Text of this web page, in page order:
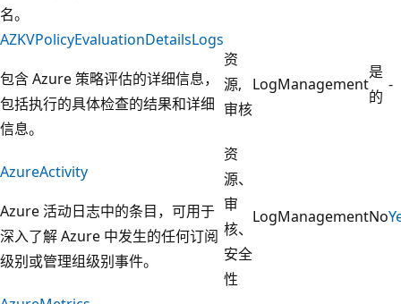
名。
AZKVPolicyEvaluationDetailsLogs
包含 Azure 策略评估的详细信息，
包括执行的具体检查的结果和详细
信息。
资
源,
审核
LogManagement
是
的
-
AzureActivity
Azure 活动日志中的条目，可用于
深入了解 Azure 中发生的任何订阅
级别或管理组级别事件。
资
源、
审
核、
安全
性
LogManagementNo